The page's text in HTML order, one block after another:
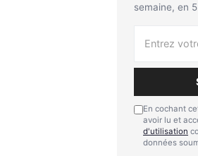
semaine, en
En cochant
avoir lu et
d'utilisation
données